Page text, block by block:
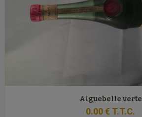
Aiguebelle verte
0.00€ T.T.C.